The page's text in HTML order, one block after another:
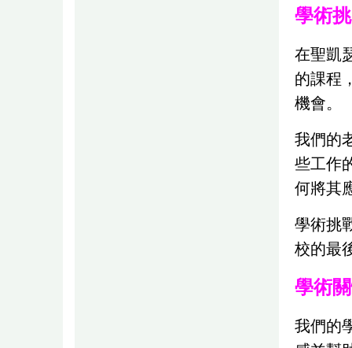
學術
在聖凱
的課程
機會。
我們的
些工作
何將其
學術挑
校的最
學術
我們的